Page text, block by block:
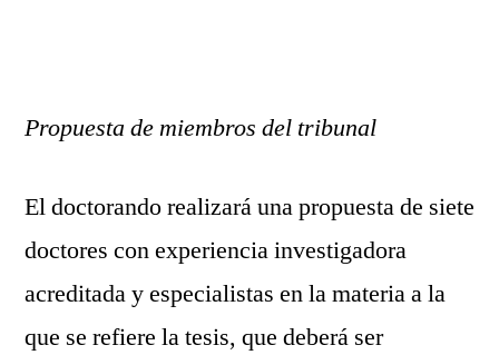
Propuesta de miembros del tribunal
El doctorando realizará una propuesta de siete
doctores con experiencia investigadora
acreditada y especialistas en la materia a la
que se refiere la tesis, que deberá ser